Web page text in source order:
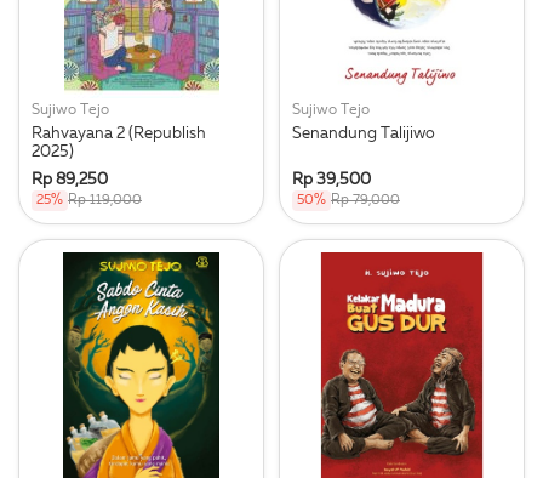
Sujiwo Tejo
Rahvayana 2 (Republish
2025)
Rp 89,250
25% Rp 119,000
Sujiwo Tejo
Senandung Talijiwo
Rp 39,500
50% Rp 79,000